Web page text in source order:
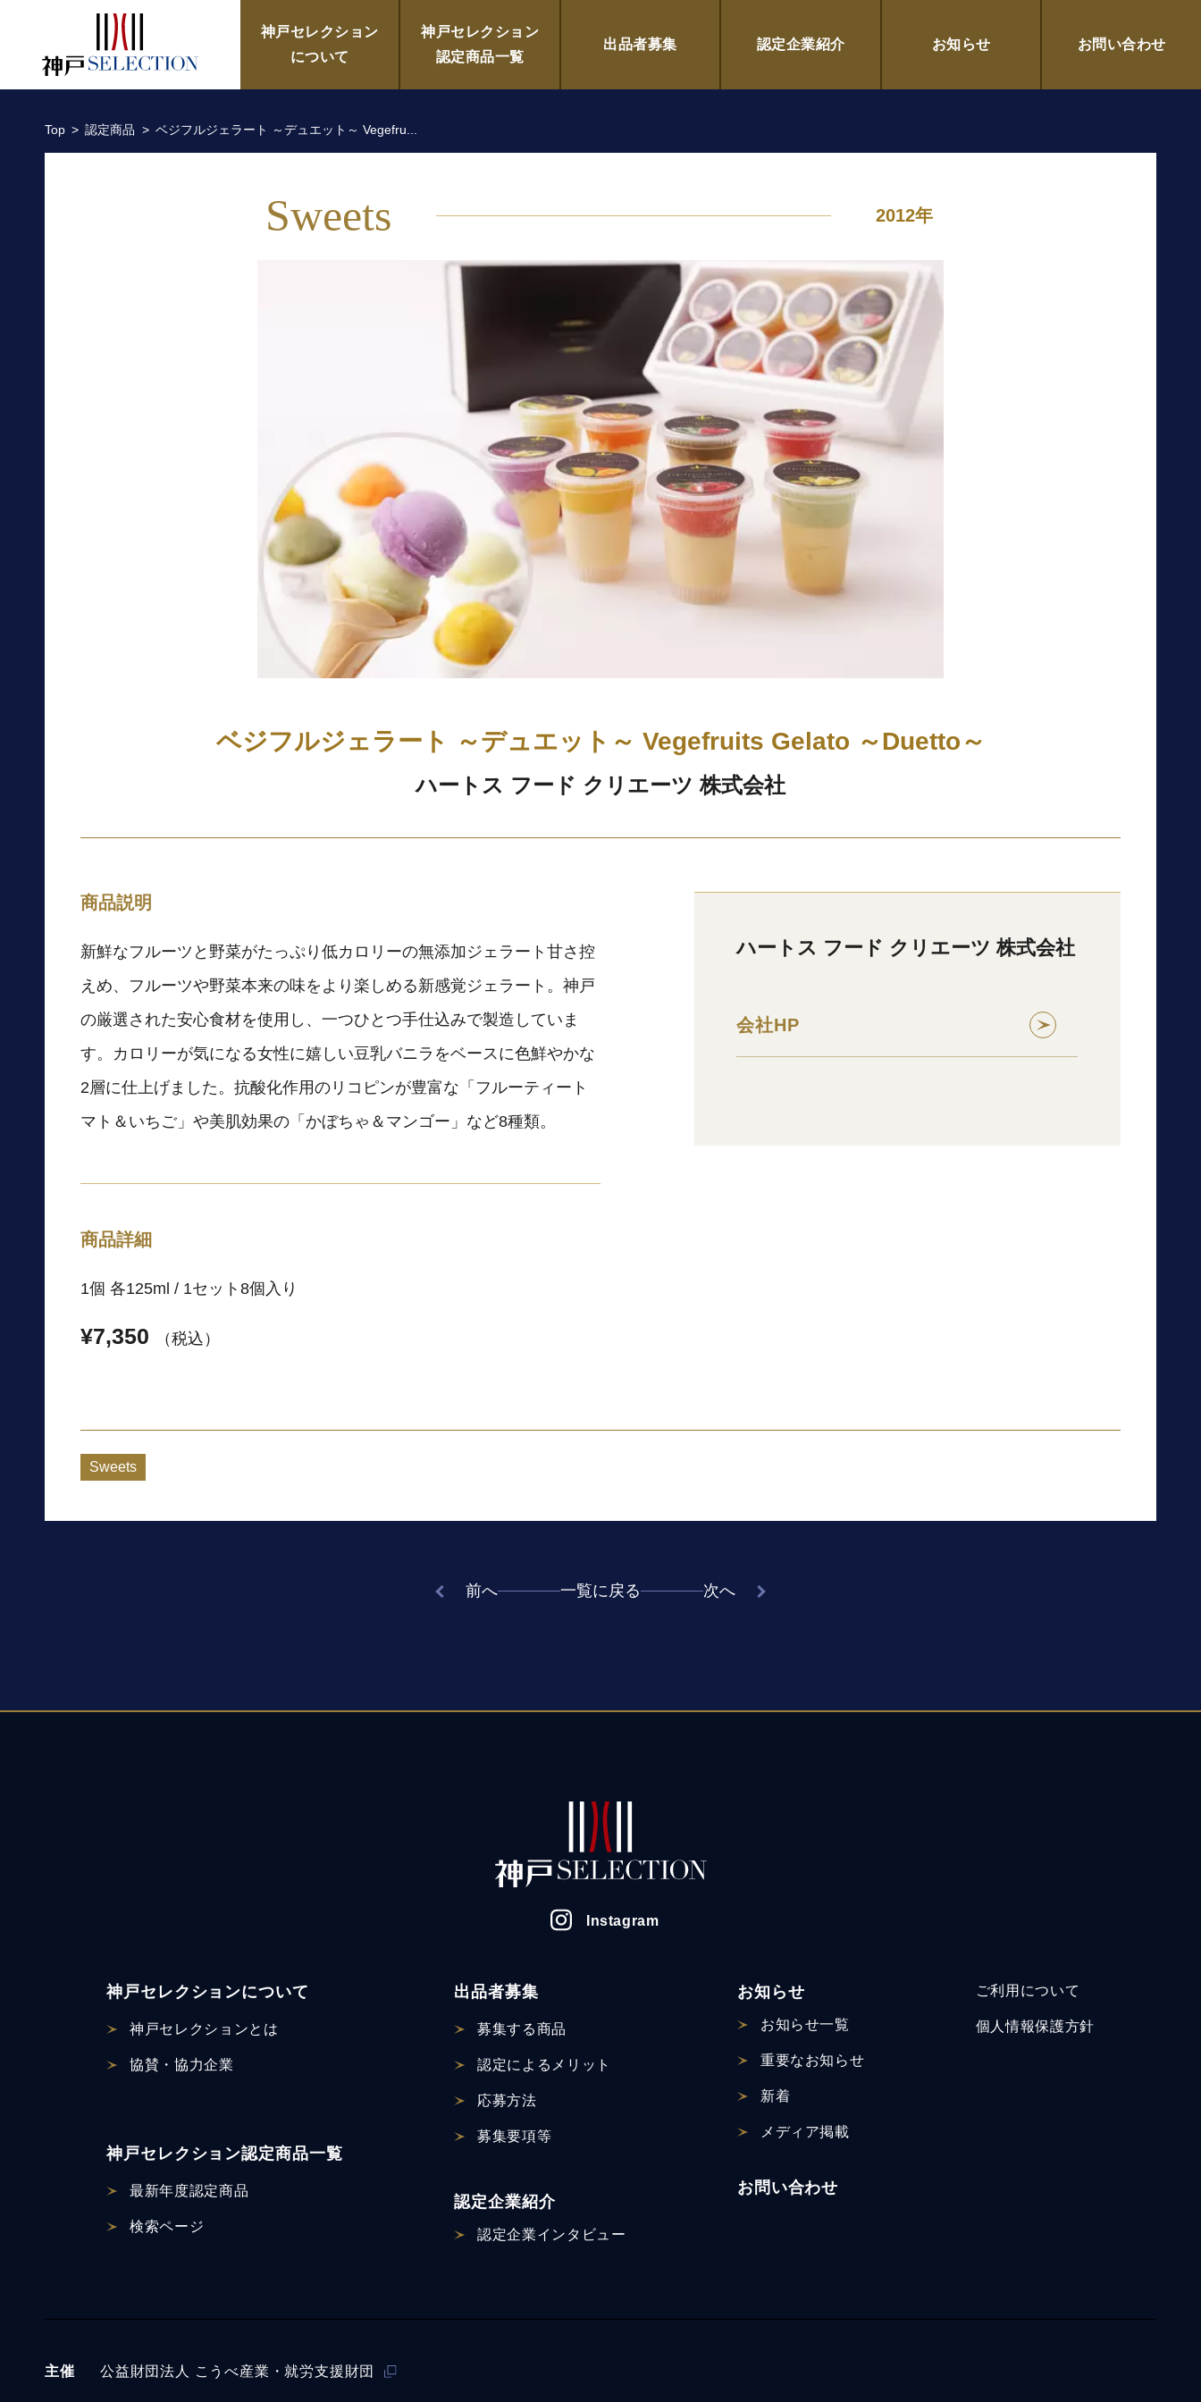
ベジフルジェラート ～デュエット～ Vegefruits Gelato ～Duetto～／ハートス フード クリ
神戸セレクション
について
神戸セレクション
認定商品一覧
出品者募集 認定企業紹介 お知らせ お問い合わせ
Top 認定商品 ベジフルジェラート ～デュエット～ Vegefru...
Sweets 2012年
ベジフルジェラート ～デュエット～ Vegefruits Gelato ～Duetto～
ハートス フード クリエーツ 株式会社
商品説明
新鮮なフルーツと野菜がたっぷり低カロリーの無添加ジェラート甘さ控
えめ、フルーツや野菜本来の味をより楽しめる新感覚ジェラート。神戸
の厳選された安心食材を使用し、一つひとつ手仕込みで製造していま
す。カロリーが気になる女性に嬉しい豆乳バニラをベースに色鮮やかな
2層に仕上げました。抗酸化作用のリコピンが豊富な「フルーティート
マト＆いちご」や美肌効果の「かぼちゃ＆マンゴー」など8種類。
商品詳細
1個 各125ml / 1セット8個入り
¥7,350 （税込）
ハートス フード クリエーツ 株式会社
会社HP
Sweets
前へ 一覧に戻る 次へ
Instagram
神戸セレクションについて
神戸セレクションとは
協賛・協力企業
神戸セレクション認定商品一覧
最新年度認定商品
検索ページ
出品者募集
募集する商品
認定による メリット
応募方法
募集要項等
認定企業紹介
認定企業インタビュー
お知らせ
お知らせ一覧
重要なお知らせ
新着
メディア掲載
お問い合わせ
ご利用について
個人情報保護方針
主催 公益財団法⼈ こうべ産業・就労支援財団